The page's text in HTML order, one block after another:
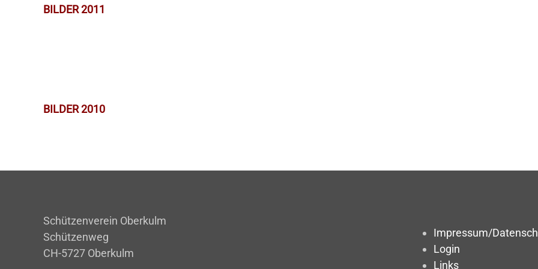
BILDER 2011
BILDER 2010
Schützenverein Oberkulm
Schützenweg
CH-5727 Oberkulm
Impressum/
Login
Links